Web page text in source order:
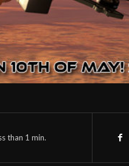
than 1 min.